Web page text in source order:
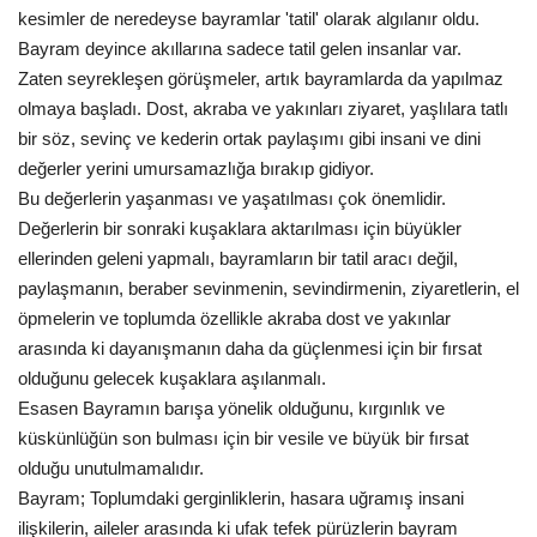
kesimler de neredeyse bayramlar 'tatil' olarak algılanır oldu.
Bayram deyince akıllarına sadece tatil gelen insanlar var.
Zaten seyrekleşen görüşmeler, artık bayramlarda da yapılmaz
olmaya başladı. Dost, akraba ve yakınları ziyaret, yaşlılara tatlı
bir söz, sevinç ve kederin ortak paylaşımı gibi insani ve dini
değerler yerini umursamazlığa bırakıp gidiyor.
Bu değerlerin yaşanması ve yaşatılması çok önemlidir.
Değerlerin bir sonraki kuşaklara aktarılması için büyükler
ellerinden geleni yapmalı, bayramların bir tatil aracı değil,
paylaşmanın, beraber sevinmenin, sevindirmenin, ziyaretlerin, el
öpmelerin ve toplumda özellikle akraba dost ve yakınlar
arasında ki dayanışmanın daha da güçlenmesi için bir fırsat
olduğunu gelecek kuşaklara aşılanmalı.
Esasen Bayramın barışa yönelik olduğunu, kırgınlık ve
küskünlüğün son bulması için bir vesile ve büyük bir fırsat
olduğu unutulmamalıdır.
Bayram; Toplumdaki gerginliklerin, hasara uğramış insani
ilişkilerin, aileler arasında ki ufak tefek pürüzlerin bayram